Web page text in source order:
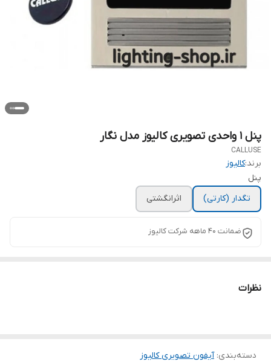
پنل 1 واحدی تصویری کالیوز مدل نگار
CALLUSE
برند:کالیوز
پنل
تگدار (کارتی)
اثرانگشتی
ضمانت ۴۰ ماهه شرکت کالیوز
نظرات
دسته‌بندی:آیفون تصویری کالیوز